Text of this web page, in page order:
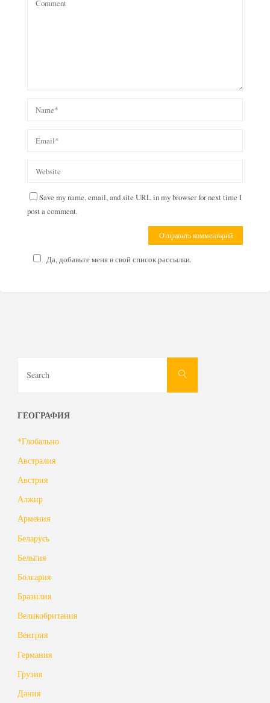
Save my name, email, and site URL in my browser for next time I
post a comment.
Да, добавьте меня в свой список рассылки.
Search
ГЕОГРАФИЯ
*Глобально
Австралия
Австрия
Алжир
Армения
Беларусь
Бельгия
Болгария
Бразилия
Великобритания
Венгрия
Германия
Грузия
Дания